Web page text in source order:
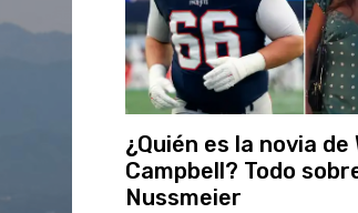
¿Quién es la novia de
Campbell? Todo
Nussmeier